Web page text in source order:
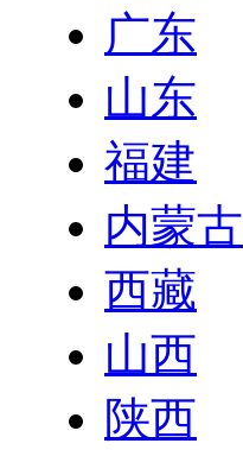
广东
山东
福建
内蒙古
西藏
山西
陕西